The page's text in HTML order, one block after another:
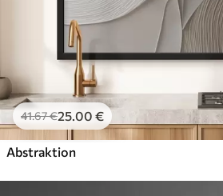
41.67€25.00 €
Abstraktion